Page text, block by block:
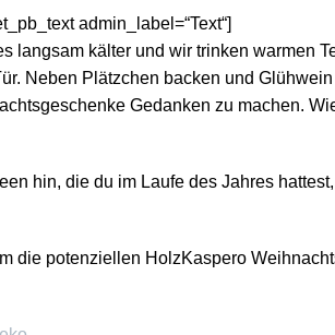
admin_label=“Text“]
langsam kälter und wir trinken warmen
Neben Plätzchen backen und
Gedanken zu machen.
hin, die du im Laufe des Jahres
die potenziellen HolzKaspero